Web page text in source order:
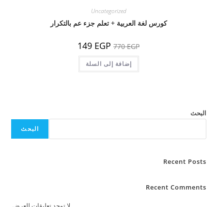
Uncategorized
كورس لغة العربية + تعلم جزء عم بالتكرار
770EGP السعر
الأصلي
هو:
770 EGP.
149 EGP
إضافة إلى السلة
البحث
البحث
Recent Posts
Recent Comments